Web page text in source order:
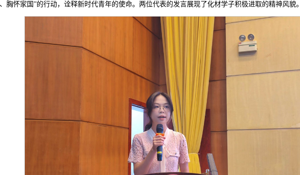
胸怀家国”的行动，诠释新时代青年的使命。两位代表的发言展现了化材学子积极进取的精神风貌。